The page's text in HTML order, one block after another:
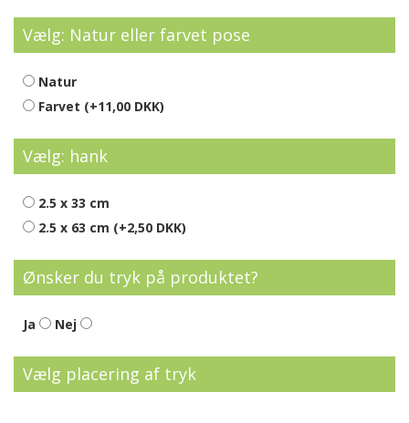
Vælg: Natur eller farvet pose
Natur
Farvet (+11,00 DKK)
Vælg: hank
2.5 x 33 cm
2.5 x 63 cm (+2,50 DKK)
Ønsker du tryk på produktet?
Ja Nej
Vælg placering af tryk